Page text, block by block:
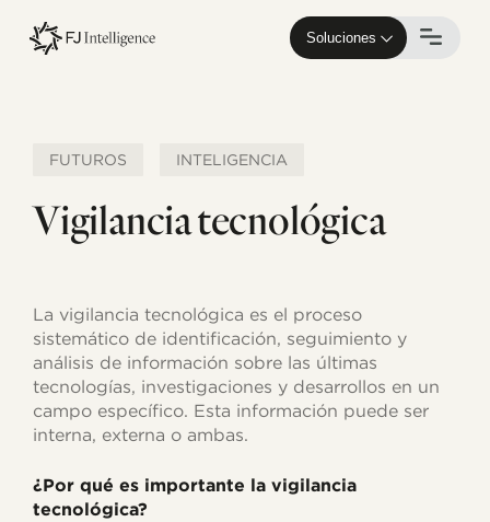
main
Soluciones
FUTUROS INTELIGENCIA
Vigilancia tecnológica
La vigilancia tecnológica es el proceso
sistemático de identificación, seguimiento y
análisis de información sobre las últimas
tecnologías, investigaciones y desarrollos en un
campo específico. Esta información puede ser
interna, externa o ambas.
¿Por qué es importante la vigilancia
tecnológica?